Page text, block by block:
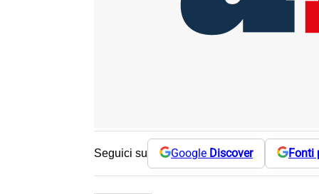
Seguici su Google Discover Fonti